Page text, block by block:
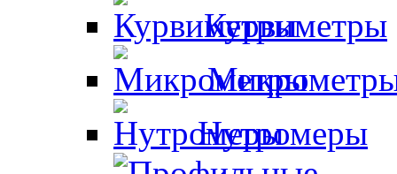
Курвиметры
Нутромеры